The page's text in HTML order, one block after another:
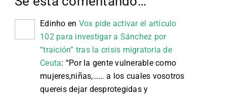
Edinho en Vox pide activar el artículo
102 para investigar a Sánchez por
“traición” tras la crisis migratoria de
Ceuta: “Por la gente vulnerable como
mujeres,niñas,…… a los cuales vosotros
quereis dejar desprotegidas y